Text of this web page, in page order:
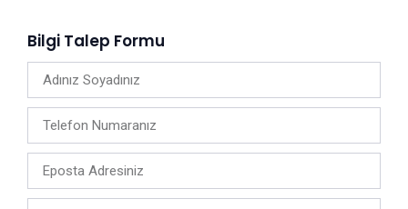
Bilgi Talep Formu